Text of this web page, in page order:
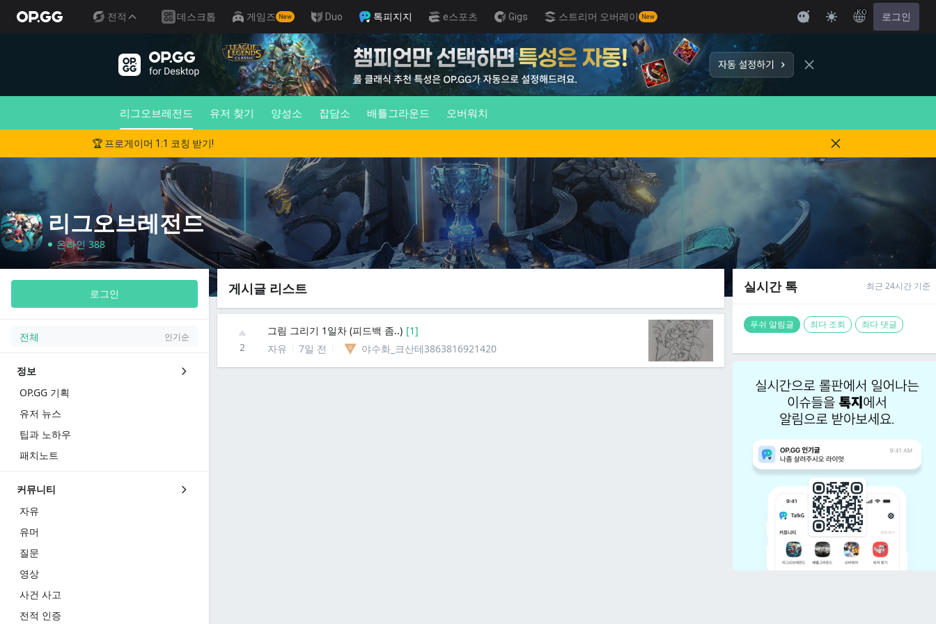
전적 데스크톱 게임즈 New Duo 톡피지지 e스포츠 Gigs 스트리머 오버레이 New
KO 로그인
리그오브레전드 유저 찾기 양성소 잡담소 배틀그라운드 오버워치
🏆 프로게이머 1:1 코칭 받기!
리그오브레전드
온라인 388
로그인
전체 인기순
정보
OP.GG 기획
유저 뉴스
팁과 노하우
패치노트
커뮤니티
자유
유머
질문
영상
사건 사고
전적 인증
게시글 리스트
2
그림 그리기 1일차 (피드백 좀..) [1]
자유
7일 전 야수화_크산테3863816921420
실시간 톡 최근 24시간 기준
푸쉬 알림글 최다 조회 최다 댓글